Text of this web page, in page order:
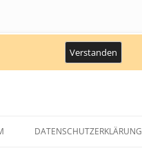
DATENSCHUTZERKLÄRUNG
Verstanden